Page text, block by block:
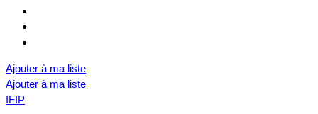
Ajouter à ma liste
Ajouter à ma liste
IFIP